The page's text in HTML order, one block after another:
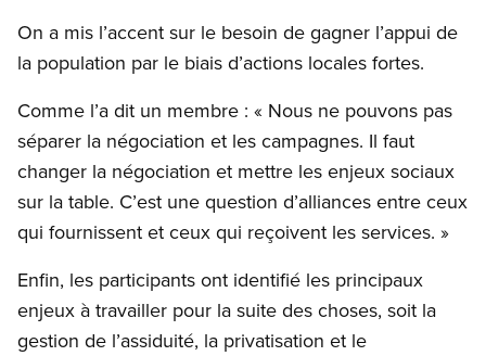
On a mis l’accent sur le besoin de gagner l’appui de
la population par le biais d’actions locales fortes.
Comme l’a dit un membre : « Nous ne pouvons pas
séparer la négociation et les campagnes. Il faut
changer la négociation et mettre les enjeux sociaux
sur la table. C’est une question d’alliances entre ceux
qui fournissent et ceux qui reçoivent les services. »
Enfin, les participants ont identifié les principaux
enjeux à travailler pour la suite des choses, soit la
gestion de l’assiduité, la privatisation et le